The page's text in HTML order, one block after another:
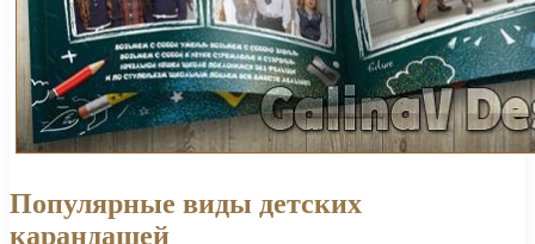
Популярные виды детских
карандашей